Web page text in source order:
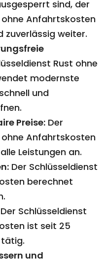
sind, der
Anfahrtskosten
zuverlässig weiter.
Rust ohne
modernste
und
Preise: Der
Anfahrtskosten
Leistungen an.
Der Schlüsseldienst
berechnet
Der Schlüsseldienst
ist seit 25
tätig.
und